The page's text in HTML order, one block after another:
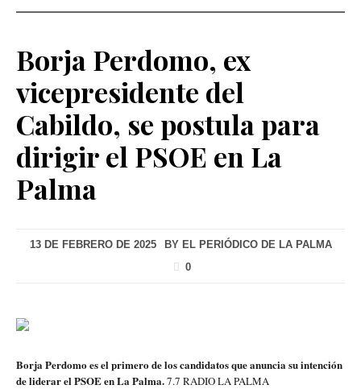
Borja Perdomo, ex
vicepresidente del
Cabildo, se postula para
dirigir el PSOE en La
Palma
13 DE FEBRERO DE 2025 BY EL PERIÓDICO DE LA PALMA
0
Borja Perdomo es el primero de los candidatos que anuncia su intención
de liderar el PSOE en La Palma.7.7 RADIO LA PALMA